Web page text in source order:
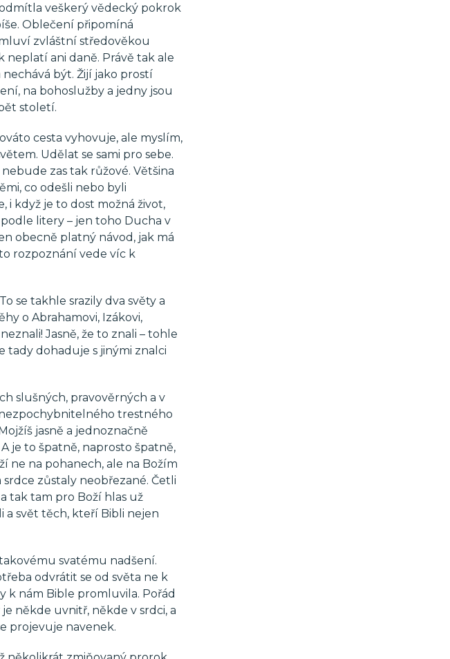
veškerý vědecký pokrok
Oblečení připomíná
zvláštní středověkou
ani daně. Právě tak ale
být. Žijí jako prostí
na bohoslužby a jedny jsou
století.
cesta vyhovuje, ale myslím,
Udělat se sami pro sebe.
zas tak růžové. Většina
co odešli nebo byli
i když je to dost možná život,
litery – jen toho Ducha v
obecně platný návod, jak má
rozpoznání vede víc k
se takhle srazily dva světy a
o Abrahamovi, Izákovi,
Jasně, že to znali – tohle
tady dohaduje s jinými znalci
slušných, pravověrných a v
trestného
jasně a jednoznačně
je to špatně, naprosto špatně,
ne na pohanech, ale na Božím
zůstaly neobřezané. Četli
tak tam pro Boží hlas už
a svět těch, kteří Bibli nejen
svatému nadšení.
odvrátit se od světa ne k
k nám Bible promluvila. Pořád
někde uvnitř, někde v srdci, a
projevuje navenek.